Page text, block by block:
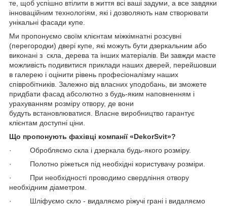
те, щоб успішно втілити в життя всі ваші задуми, а все завдяки
інноваційним технологіям, які і дозволяють нам створювати
унікальні фасади купе.
Ми пропонуємо своїм клієнтам міжкімнатні розсувні
(перегородки) двері купе, які можуть бути дзеркальним або
виконані з скла, дерева та інших матеріалів. Ви завжди маєте
можливість подивитися приклади наших дверей, перейшовши
в галерею і оцінити рівень професіоналізму наших
співробітників. Залежно від власних уподобань, ви зможете
придбати фасад абсолютно з будь-яким наповненням і
урахуванням розміру отвору, де вони
будуть встановлюватися. Власне виробництво гарантує
клієнтам доступні ціни.
Що пропонують фахівці компанії «DekorSvit»?
· Обробляємо скла і дзеркала будь-якого розміру.
· Полотно ріжеться під необхідні користувачу розміри.
· При необхідності проводимо свердління отвору
необхідним діаметром.
· Шліфуємо скло - видаляємо ріжучі грані і видаляємо